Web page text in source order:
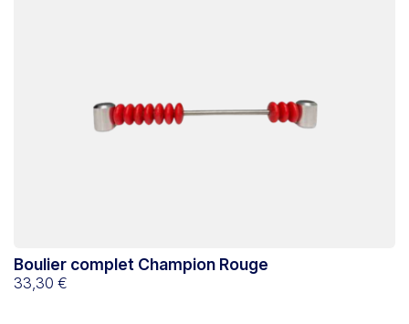
Boulier complet Champion Rouge
33,30 €